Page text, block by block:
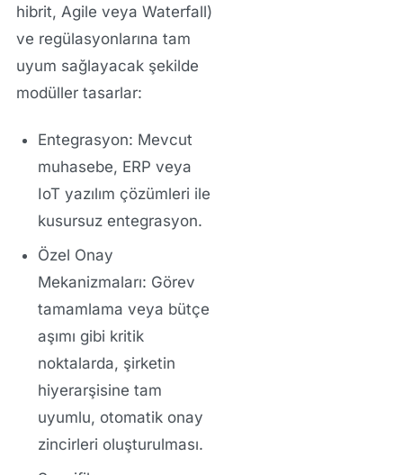
hibrit, Agile veya Waterfall)
ve regülasyonlarına tam
uyum sağlayacak şekilde
modüller tasarlar:
Entegrasyon: Mevcut
muhasebe, ERP veya
IoT yazılım çözümleri ile
kusursuz entegrasyon.
Özel Onay
Mekanizmaları: Görev
tamamlama veya bütçe
aşımı gibi kritik
noktalarda, şirketin
hiyerarşisine tam
uyumlu, otomatik onay
zincirleri oluşturulması.